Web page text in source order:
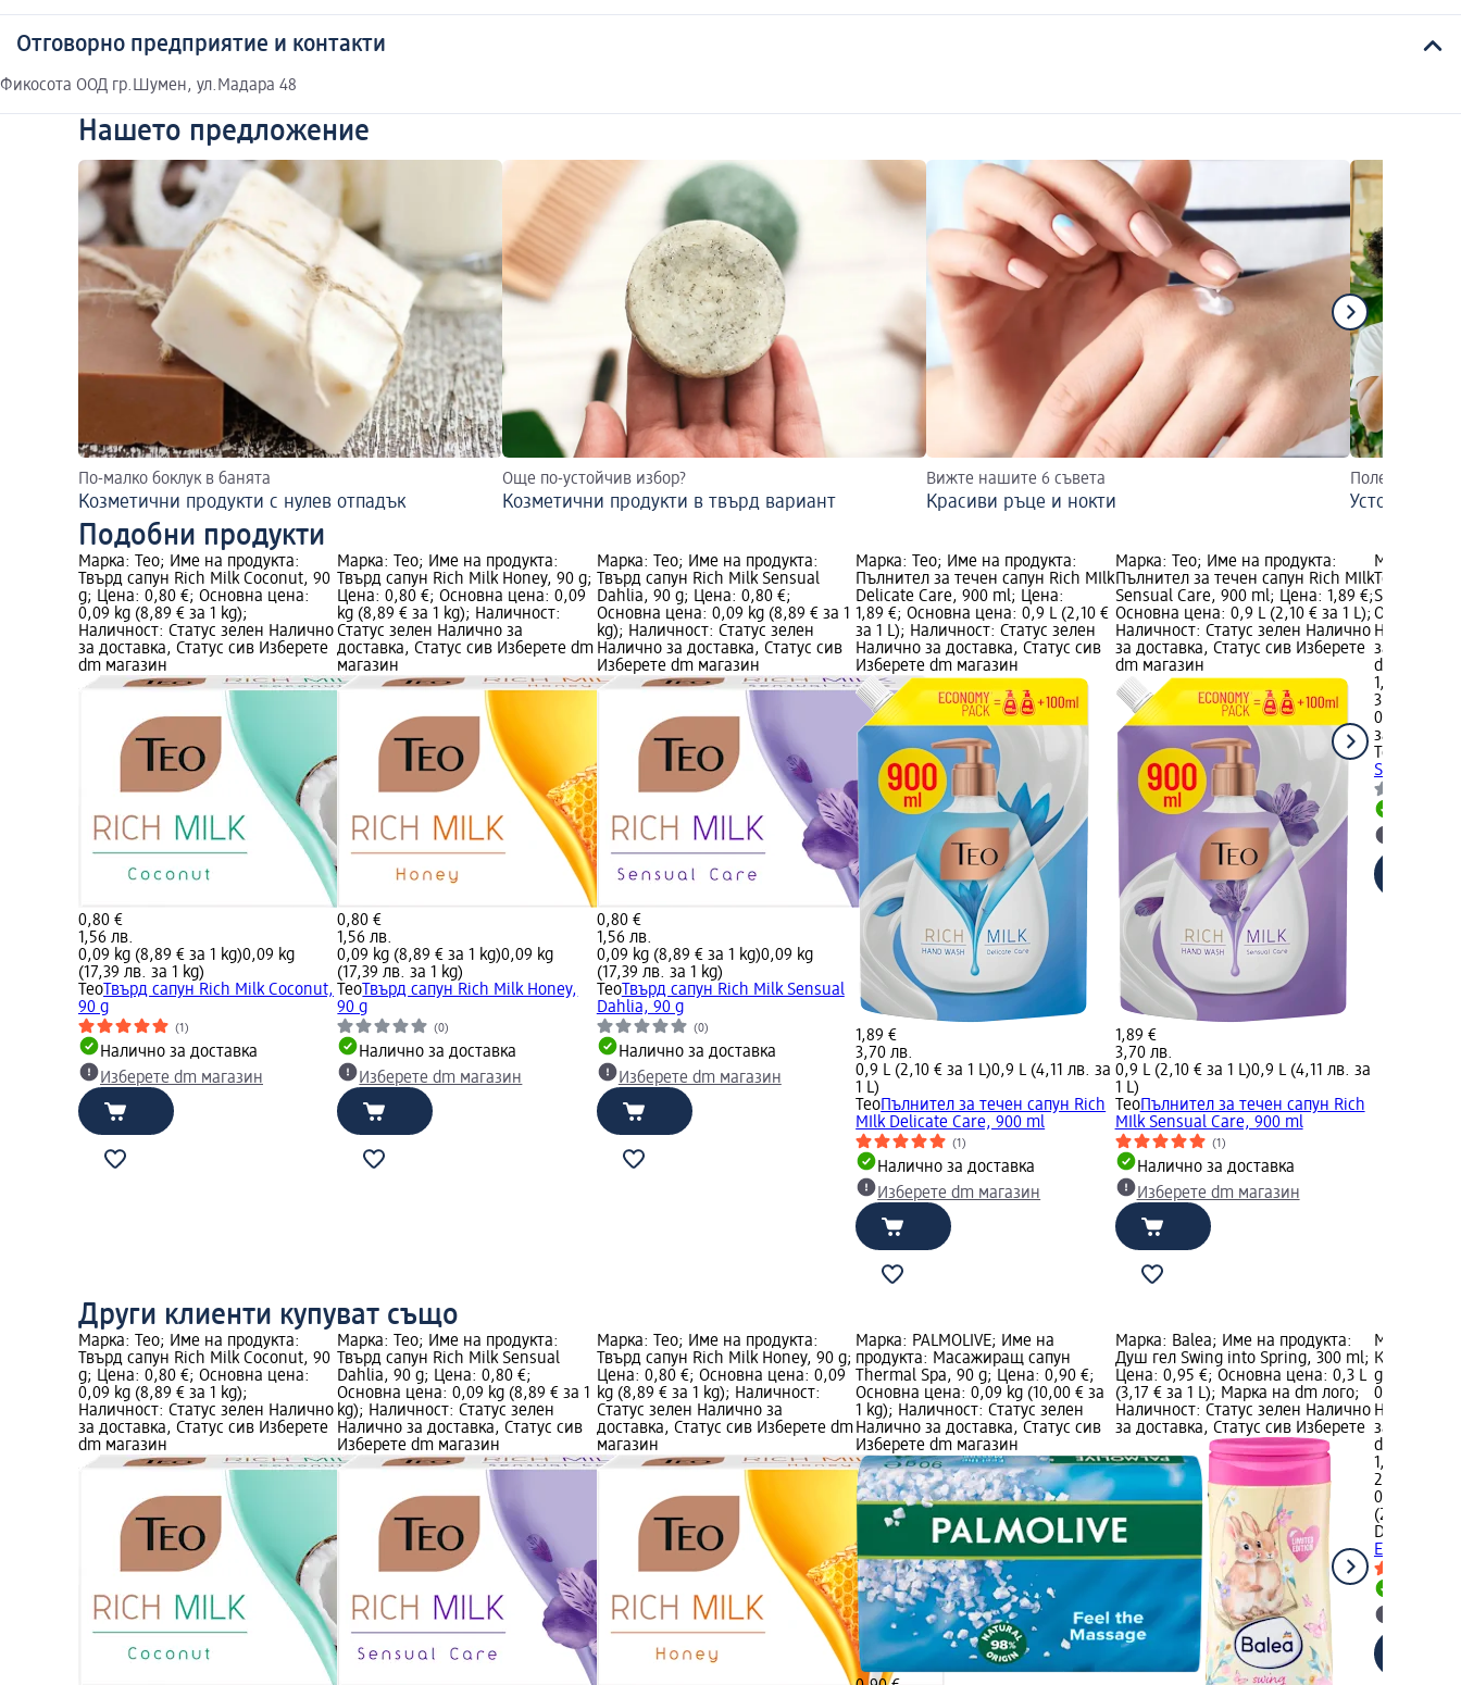
Отговорно предприятие и контакти
Фикосота ООД гр.Шумен, ул.Мадара 48
Нашето предложение
По-малко боклук в банята
Козметични продукти с нулев отпадък
Още по-устойчив избор?
Козметични продукти в твърд вариант
Вижте нашите 6 съвета
Красиви ръце и нокти
Полезно за
Устойчиви
Подобни продукти
Марка: Teo; Име на продукта:
Твърд сапун Rich Milk Coconut, 90
g; Цена: 0,80 €; Основна цена:
0,09 kg (8,89 € за 1 kg);
Наличност: Статус зелен Налично
за доставка, Статус сив Изберете
dm магазин
0,80 €
1,56 лв.
0,09 kg (8,89 € за 1 kg)0,09 kg
(17,39 лв. за 1 kg)
TeoТвърд сапун Rich Milk Coconut,
90 g
(1)
Налично за доставка
Изберете dm магазин
Марка: Teo; Име на продукта:
Твърд сапун Rich Milk Honey, 90 g;
Цена: 0,80 €; Основна цена: 0,09
kg (8,89 € за 1 kg); Наличност:
Статус зелен Налично за
доставка, Статус сив Изберете dm
магазин
0,80 €
1,56 лв.
0,09 kg (8,89 € за 1 kg)0,09 kg
(17,39 лв. за 1 kg)
TeoТвърд сапун Rich Milk Honey,
90 g
(0)
Налично за доставка
Изберете dm магазин
Марка: Teo; Име на продукта:
Твърд сапун Rich Milk Sensual
Dahlia, 90 g; Цена: 0,80 €;
Основна цена: 0,09 kg (8,89 € за 1
kg); Наличност: Статус зелен
Налично за доставка, Статус сив
Изберете dm магазин
0,80 €
1,56 лв.
0,09 kg (8,89 € за 1 kg)0,09 kg
(17,39 лв. за 1 kg)
TeoТвърд сапун Rich Milk Sensual
Dahlia, 90 g
(0)
Налично за доставка
Изберете dm магазин
Марка: Teo; Име на продукта:
Пълнител за течен сапун Rich MIlk
Delicate Care, 900 ml; Цена:
1,89 €; Основна цена: 0,9 L (2,10 €
за 1 L); Наличност: Статус зелен
Налично за доставка, Статус сив
Изберете dm магазин
1,89 €
3,70 лв.
0,9 L (2,10 € за 1 L)0,9 L (4,11 лв. за
1 L)
TeoПълнител за течен сапун Rich
MIlk Delicate Care, 900 ml
(1)
Налично за доставка
Изберете dm магазин
Марка: Teo; Име на продукта:
Пълнител за течен сапун Rich MIlk
Sensual Care, 900 ml; Цена: 1,89 €;
Основна цена: 0,9 L (2,10 € за 1 L);
Наличност: Статус зелен Налично
за доставка, Статус сив Изберете
dm магазин
1,89 €
3,70 лв.
0,9 L (2,10 € за 1 L)0,9 L (4,11 лв. за
1 L)
TeoПълнител за течен сапун Rich
MIlk Sensual Care, 900 ml
(1)
Налично за доставка
Изберете dm магазин
Марка:
Течен
Sensual
Основна
за
dm
1,61 €
3,15 лв.
0,4 L (4,03
за 1 L)
Teo
Sensual
Други клиенти купуват също
Марка: Teo; Име на продукта:
Твърд сапун Rich Milk Coconut, 90
g; Цена: 0,80 €; Основна цена:
0,09 kg (8,89 € за 1 kg);
Наличност: Статус зелен Налично
за доставка, Статус сив Изберете
dm магазин
Марка: Teo; Име на продукта:
Твърд сапун Rich Milk Sensual
Dahlia, 90 g; Цена: 0,80 €;
Основна цена: 0,09 kg (8,89 € за 1
kg); Наличност: Статус зелен
Налично за доставка, Статус сив
Изберете dm магазин
Марка: Teo; Име на продукта:
Твърд сапун Rich Milk Honey, 90 g;
Цена: 0,80 €; Основна цена: 0,09
kg (8,89 € за 1 kg); Наличност:
Статус зелен Налично за
доставка, Статус сив Изберете dm
магазин
Марка: PALMOLIVE; Име на
продукта: Масажиращ сапун
Thermal Spa, 90 g; Цена: 0,90 €;
Основна цена: 0,09 kg (10,00 € за
1 kg); Наличност: Статус зелен
Налично за доставка, Статус сив
Изберете dm магазин
Марка: Balea; Име на продукта:
Душ гел Swing into Spring, 300 ml;
Цена: 0,95 €; Основна цена: 0,3 L
(3,17 € за 1 L); Марка на dm лого;
Наличност: Статус зелен Налично
за доставка, Статус сив Изберете
Марка:
Крем-
g; Цена:
0,09 kg
за
dm
1,05 €
2,05 лв.
0,09 kg
(22,82 лв.
Dove
Еxfoliating,